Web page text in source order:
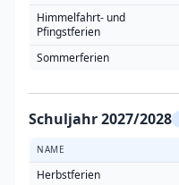
Himmelfahrt- und
Pfingstferien
Sommerferien
Schuljahr 2027/2028
NAME
Herbstferien